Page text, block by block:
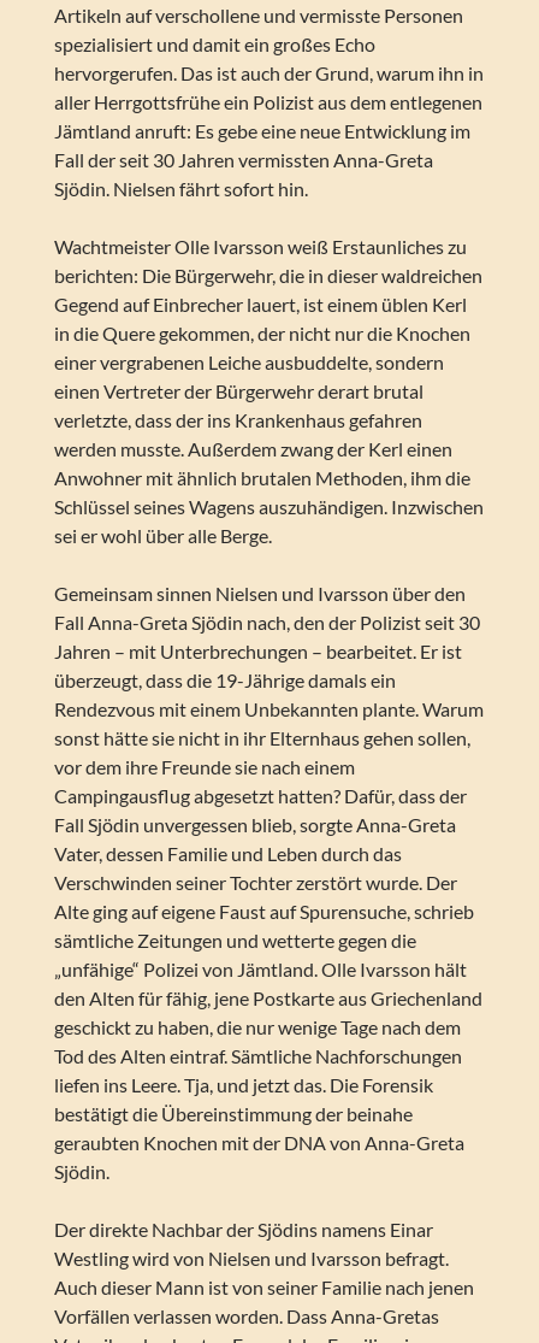
Artikeln auf verschollene und vermisste Personen
spezialisiert und damit ein großes Echo
hervorgerufen. Das ist auch der Grund, warum ihn in
aller Herrgottsfrühe ein Polizist aus dem entlegenen
Jämtland anruft: Es gebe eine neue Entwicklung im
Fall der seit 30 Jahren vermissten Anna-Greta
Sjödin. Nielsen fährt sofort hin.
Wachtmeister Olle Ivarsson weiß Erstaunliches zu
berichten: Die Bürgerwehr, die in dieser waldreichen
Gegend auf Einbrecher lauert, ist einem üblen Kerl
in die Quere gekommen, der nicht nur die Knochen
einer vergrabenen Leiche ausbuddelte, sondern
einen Vertreter der Bürgerwehr derart brutal
verletzte, dass der ins Krankenhaus gefahren
werden musste. Außerdem zwang der Kerl einen
Anwohner mit ähnlich brutalen Methoden, ihm die
Schlüssel seines Wagens auszuhändigen. Inzwischen
sei er wohl über alle Berge.
Gemeinsam sinnen Nielsen und Ivarsson über den
Fall Anna-Greta Sjödin nach, den der Polizist seit 30
Jahren – mit Unterbrechungen – bearbeitet. Er ist
überzeugt, dass die 19-Jährige damals ein
Rendezvous mit einem Unbekannten plante. Warum
sonst hätte sie nicht in ihr Elternhaus gehen sollen,
vor dem ihre Freunde sie nach einem
Campingausflug abgesetzt hatten? Dafür, dass der
Fall Sjödin unvergessen blieb, sorgte Anna-Greta
Vater, dessen Familie und Leben durch das
Verschwinden seiner Tochter zerstört wurde. Der
Alte ging auf eigene Faust auf Spurensuche, schrieb
sämtliche Zeitungen und wetterte gegen die
„unfähige“ Polizei von Jämtland. Olle Ivarsson hält
den Alten für fähig, jene Postkarte aus Griechenland
geschickt zu haben, die nur wenige Tage nach dem
Tod des Alten eintraf. Sämtliche Nachforschungen
liefen ins Leere. Tja, und jetzt das. Die Forensik
bestätigt die Übereinstimmung der beinahe
geraubten Knochen mit der DNA von Anna-Greta
Sjödin.
Der direkte Nachbar der Sjödins namens Einar
Westling wird von Nielsen und Ivarsson befragt.
Auch dieser Mann ist von seiner Familie nach jenen
Vorfällen verlassen worden. Dass Anna-Gretas